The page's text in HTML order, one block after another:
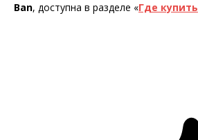
Ban, доступна в разделе «Где купить